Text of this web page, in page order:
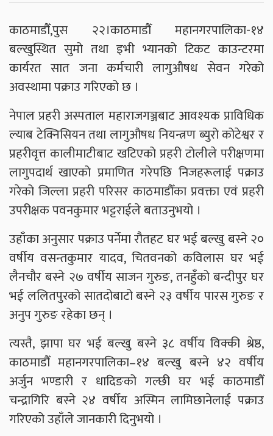
काठमाडौँ,पुस २२।काठमाडौँ महानगरपालिका-१४
बल्खुस्थित सुमो तथा इभी भ्यानको टिकट काउन्टरमा
कार्यरत सात जना कर्मचारी लागुऔषध सेवन गरेको
अवस्थामा पक्राउ गरिएको छ ।
नेपाल प्रहरी अस्पताल महाराजगञ्जबाट आवश्यक प्राविधिक
ल्याब टेक्निसियन तथा लागुऔषध नियन्त्रण ब्युरो कोटेश्वर र
प्रहरीवृत्त कालीमाटीबाट खटिएको प्रहरी टोलीले परीक्षणमा
लागुपदार्थ खाएको प्रमाणित गरेपछि निजहरूलाई पक्राउ
गरेको जिल्ला प्रहरी परिसर काठमाडौँका प्रवक्ता एवं प्रहरी
उपरीक्षक पवनकुमार भट्टराईले बताउनुभयो ।
उहाँका अनुसार पक्राउ पर्नेमा रौतहट घर भई बल्खु बस्ने २०
वर्षीय वसन्तकुमार यादव, चितवनको कविलास घर भई
लैनचौर बस्ने २७ वर्षीय साजन गुरुङ, तनहुँको बन्दीपुर घर
भई ललितपुरको सातदोबाटो बस्ने २३ वर्षीय पारस गुरुङ र
अनुप गुरुङ रहेका छन् ।
त्यस्तै, झापा घर भई बल्खु बस्ने ३८ वर्षीय विक्की श्रेष्ठ,
काठमाडौँ महानगरपालिका–१४ बल्खु बस्ने ४२ वर्षीय
अर्जुन भण्डारी र धादिङको गल्छी घर भई काठमाडौँ
चन्द्रागिरि बस्ने २४ वर्षीय अस्मिन लामिछानेलाई पक्राउ
गरिएको उहाँले जानकारी दिनुभयो ।